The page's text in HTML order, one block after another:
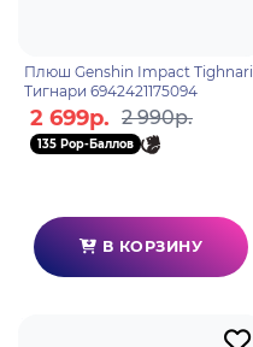
Плюш Genshin Impact Tighnari
Тигнари 6942421175094
2 699р. 2 990р.
135 Pop-Баллов
В КОРЗИНУ